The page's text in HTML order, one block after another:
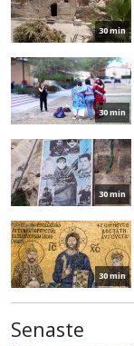
30 min
30 min
30 min
30 min
Senaste